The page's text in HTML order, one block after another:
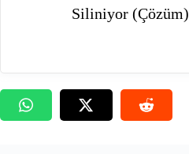
Siliniyor (Çözüm)